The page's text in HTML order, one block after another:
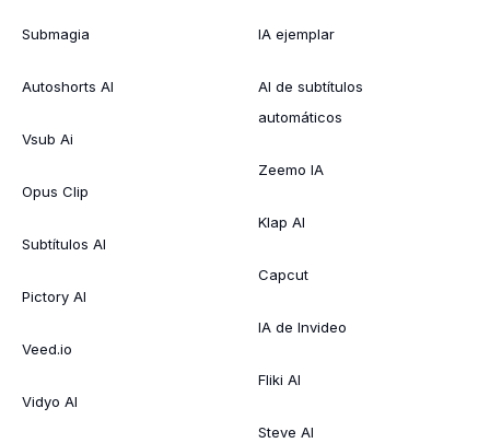
Submagia
Autoshorts AI
Vsub Ai
Opus Clip
Subtítulos AI
Pictory AI
Veed.io
Vidyo AI
IA ejemplar
AI de subtítulos
automáticos
Zeemo IA
Klap AI
Capcut
IA de Invideo
Fliki AI
Steve AI